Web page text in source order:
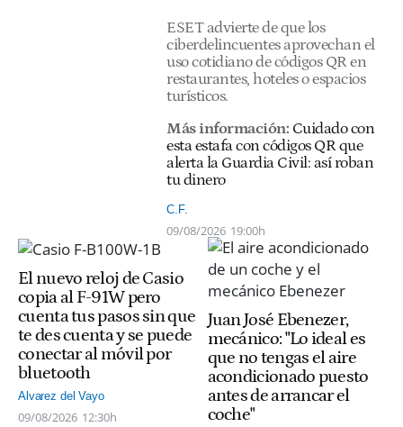
ESET advierte de que los
ciberdelincuentes aprovechan el
uso cotidiano de códigos QR en
restaurantes, hoteles o espacios
turísticos.
Más información: Cuidado con
esta estafa con códigos QR que
alerta la Guardia Civil: así roban
tu dinero
C.F.
09/08/2026 19:00h
El nuevo reloj de Casio
copia al F-91W pero
cuenta tus pasos sin que
te des cuenta y se puede
conectar al móvil por
bluetooth
Alvarez del Vayo
09/08/2026 12:30h
Juan José Ebenezer,
mecánico: "Lo ideal es
que no tengas el aire
acondicionado puesto
antes de arrancar el
coche"